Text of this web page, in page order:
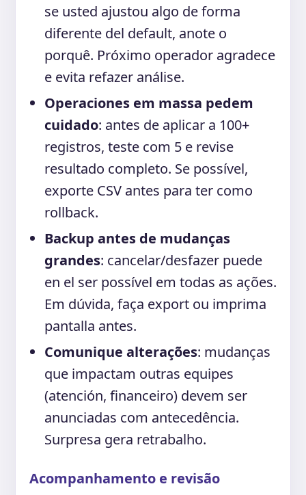
se usted ajustou algo de forma
diferente del default, anote o
porquê. Próximo operador agradece
e evita refazer análise.
Operaciones em massa pedem
cuidado: antes de aplicar a 100+
registros, teste com 5 e revise
resultado completo. Se possível,
exporte CSV antes para ter como
rollback.
Backup antes de mudanças
grandes: cancelar/desfazer puede
en el ser possível em todas as ações.
Em dúvida, faça export ou imprima
pantalla antes.
Comunique alterações: mudanças
que impactam outras equipes
(atención, financeiro) devem ser
anunciadas com antecedência.
Surpresa gera retrabalho.
Acompanhamento e revisão